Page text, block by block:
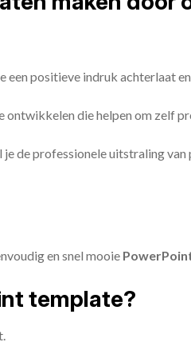
een positieve indruk achterlaat
die helpen om zelf
de professionele uitstraling
en snel mooie
template?